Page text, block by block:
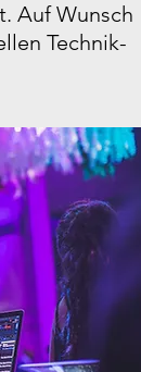
Auf Wunsch
Technik-